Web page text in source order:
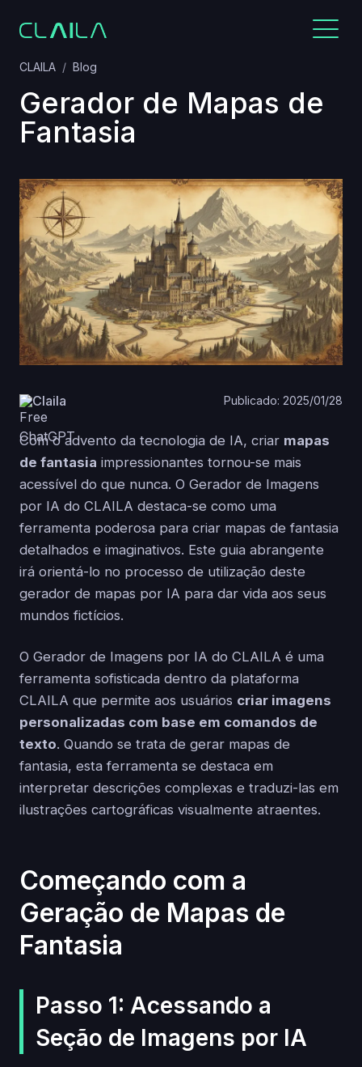
CLAILA Blog
Gerador de Mapas de
Fantasia
Claila Publicado: 2025/01/28
Com o advento da tecnologia de IA, criar mapas
de fantasia impressionantes tornou-se mais
acessível do que nunca. O Gerador de Imagens
por IA do CLAILA destaca-se como uma
ferramenta poderosa para criar mapas de fantasia
detalhados e imaginativos. Este guia abrangente
irá orientá-lo no processo de utilização deste
gerador de mapas por IA para dar vida aos seus
mundos fictícios.
O Gerador de Imagens por IA do CLAILA é uma
ferramenta sofisticada dentro da plataforma
CLAILA que permite aos usuários criar imagens
personalizadas com base em comandos de
texto. Quando se trata de gerar mapas de
fantasia, esta ferramenta se destaca em
interpretar descrições complexas e traduzi-las em
ilustrações cartográficas visualmente atraentes.
Começando com a
Geração de Mapas de
Fantasia
Passo 1: Acessando a
Seção de Imagens por IA